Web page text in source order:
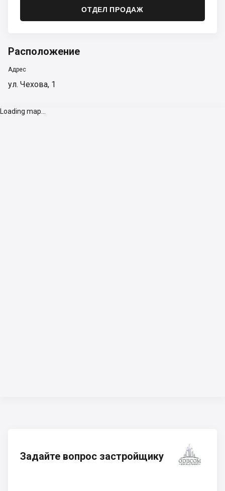
ОТДЕЛ ПРОДАЖ
Расположение
Адрес
ул. Чехова, 1
Loading map...
Задайте вопрос застройщику